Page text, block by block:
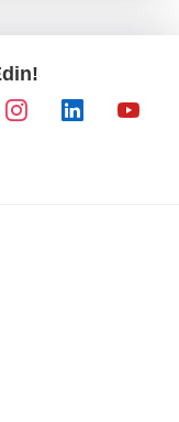
Suudi Arabistan
Terörsüz